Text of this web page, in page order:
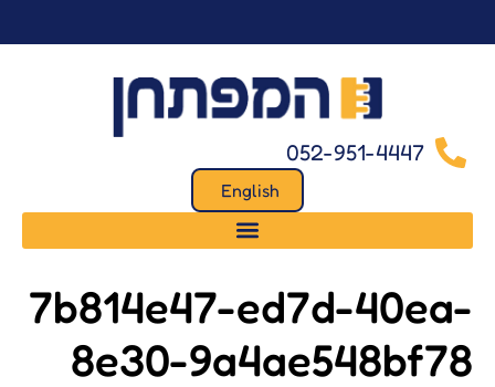
052-951-4447
English
7b814e47-ed7d-40ea-
8e30-9a4ae548bf78